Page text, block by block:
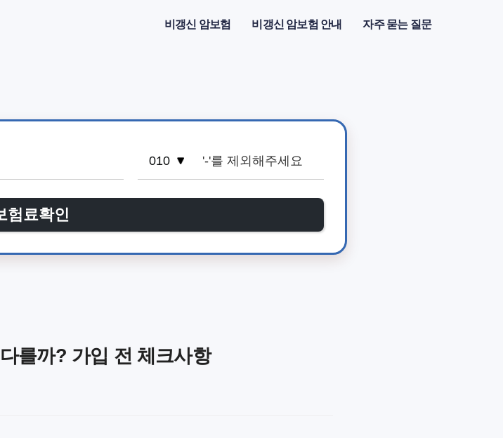
비갱신 암보험 비갱신 암보험 안내 자주 묻는 질문
험료확인
를까? 가입 전 체크사항